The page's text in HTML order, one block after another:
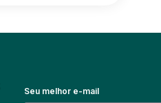
Seu melhor e-mail